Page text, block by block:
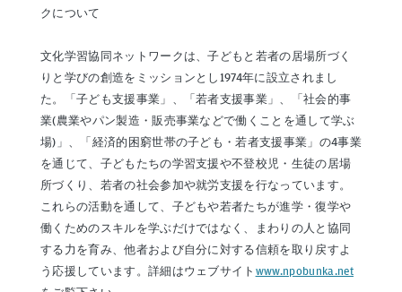
クについて
文化学習協同ネットワークは、子どもと若者の居場所づく
りと学びの創造をミッションとし1974年に設立されまし
た。「子ども支援事業」、「若者支援事業」、「社会的事
業(農業やパン製造・販売事業などで働くことを通して学ぶ
場)」、「経済的困窮世帯の子ども・若者支援事業」の4事業
を通じて、子どもたちの学習支援や不登校児・生徒の居場
所づくり、若者の社会参加や就労支援を行なっています。
これらの活動を通して、子どもや若者たちが進学・復学や
働くためのスキルを学ぶだけではなく、まわりの人と協同
する力を育み、他者および自分に対する信頼を取り戻すよ
う応援しています。詳細はウェブサイト www.npobunka.net